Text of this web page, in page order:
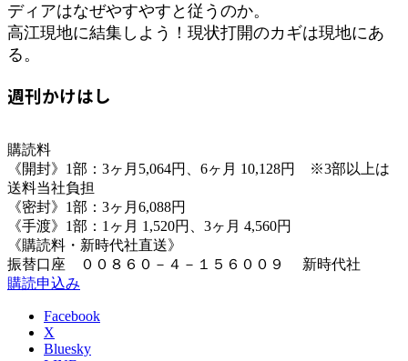
ディアはなぜやすやすと従うのか。
高江現地に結集しよう！現状打開のカギは現地にあ
る。
週刊かけはし
購読料
《開封》1部：3ヶ月5,064円、6ヶ月 10,128円 ※3部以上は
送料当社負担
《密封》1部：3ヶ月6,088円
《手渡》1部：1ヶ月 1,520円、3ヶ月 4,560円
《購読料・新時代社直送》
振替口座 ００８６０－４－１５６００９ 新時代社
購読申込み
Facebook
X
Bluesky